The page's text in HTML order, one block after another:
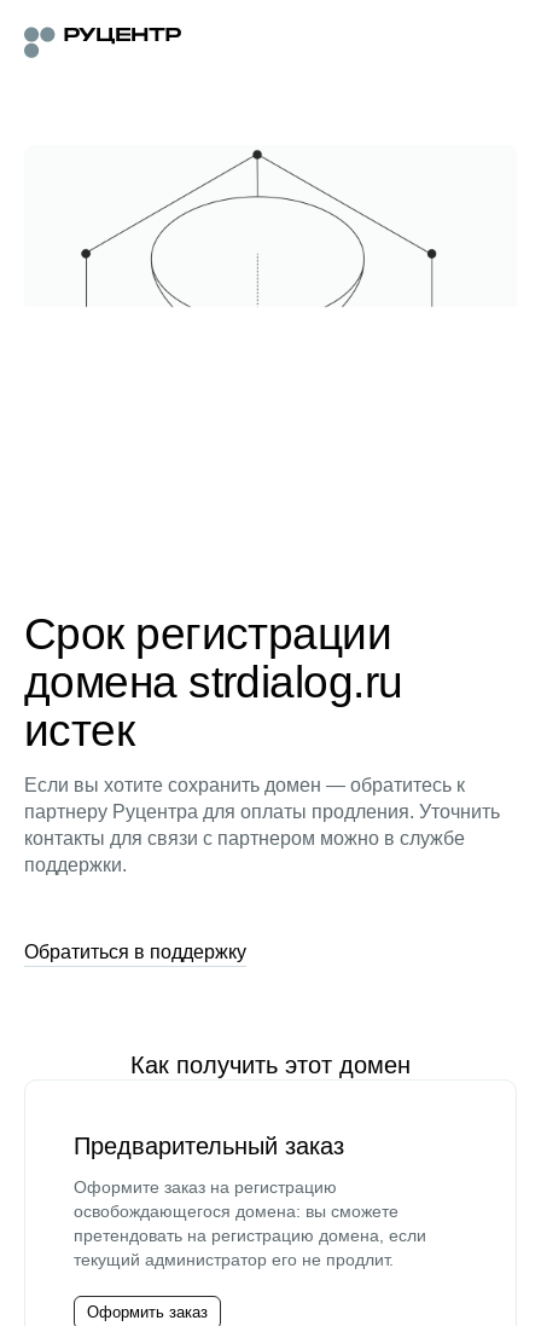
Срок регистрации
домена strdialog.ru
истек
Если вы хотите сохранить домен — обратитесь к
партнеру Руцентра для оплаты продления. Уточнить
контакты для связи с партнером можно в службе
поддержки.
Обратиться в поддержку
Как получить этот домен
Предварительный заказ
Оформите заказ на регистрацию
освобождающегося домена: вы сможете
претендовать на регистрацию домена, если
текущий администратор его не продлит.
Оформить заказ